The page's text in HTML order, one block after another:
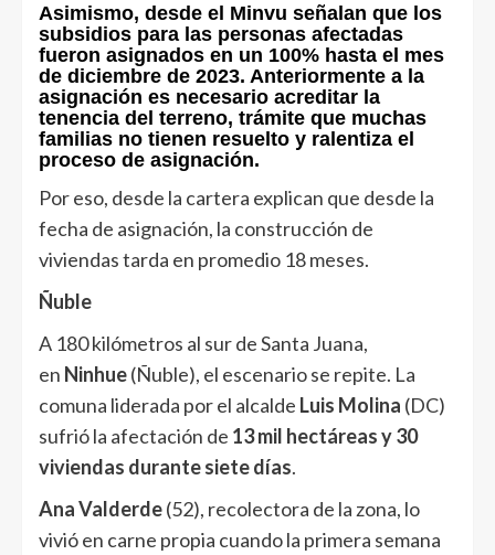
Asimismo, desde el Minvu señalan que los
subsidios para las personas afectadas
fueron asignados en un 100% hasta el mes
de diciembre de 2023. Anteriormente a la
asignación es necesario acreditar la
tenencia del terreno, trámite que muchas
familias no tienen resuelto y ralentiza el
proceso de asignación.
Por eso, desde la cartera explican que desde la
fecha de asignación, la construcción de
viviendas tarda en promedio 18 meses.
Ñuble
A 180 kilómetros al sur de Santa Juana,
en Ninhue(Ñuble), el escenario se repite. La
comuna liderada por el alcalde Luis Molina (DC)
sufrió la afectación de 13 mil hectáreas y 30
viviendas durante siete días.
Ana Valderde(52), recolectora de la zona, lo
vivió en carne propia cuando la primera semana